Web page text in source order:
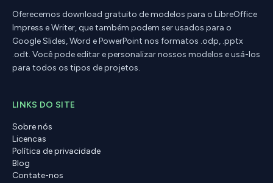
Oferecemos download gratuito de modelos para o LibreOffice
Impress e Writer, que também podem ser usados para o
Google Slides, Word e PowerPoint nos formatos .odp, .pptx
.odt. Você pode editar e personalizar nossos modelos e usá-los
para todos os tipos de projetos.
LINKS DO SITE
Sobre nós
Licencas
Política de privacidade
Blog
Contate-nos